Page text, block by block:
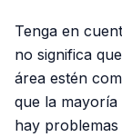
Tenga en
no significa
área estén
que la
hay